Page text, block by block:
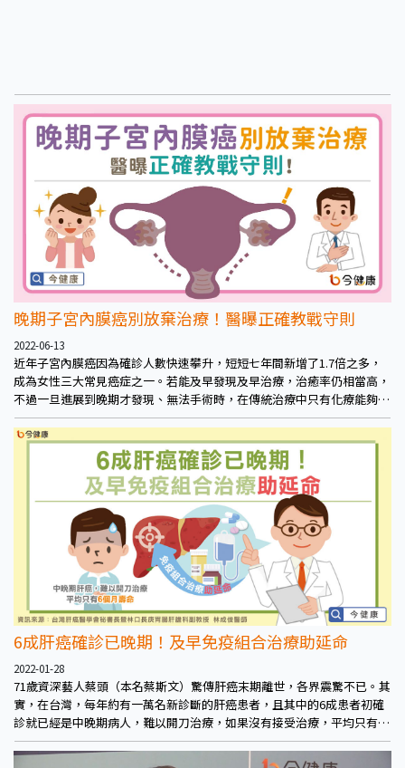
晚期子宮內膜癌別放棄治療！醫曝正確教戰守則
2022-06-13
近年子宮內膜癌因為確診人數快速攀升，短短七年間新增了1.7倍之多，
成為女性三大常見癌症之一。若能及早發現及早治療，治癒率仍相當高，
不過一旦進展到晚期才發現、無法手術時，在傳統治療中只有化療能夠選
擇，大大降低存活率，近年因為免疫療法問世，即便是確診晚期的子宮內
膜癌仍有良好存活及生活品質，千萬不要放棄治療。
6成肝癌確診已晚期！及早免疫組合治療助延命
2022-01-28
71歲資深藝人蔡頭（本名蔡斯文）驚傳肝癌末期離世，各界震驚不已。其
實，在台灣，每年約有一萬名新診斷的肝癌患者，且其中的6成患者初確
診就已經是中晚期病人，難以開刀治療，如果沒有接受治療，平均只有6
個月壽命。醫師呼籲，健保若能提供更多治療的協助，將有望拯救更多家
庭。